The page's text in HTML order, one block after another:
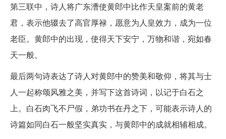
第三联中，诗人将广东漕使黄郎中比作天皇案前的黄老
君，表示他辍去了高官厚禄，愿意为人皇效力，成为一位
老臣。黄郎中的出现，使得天下安宁，万物和谐，宛如春
天一般。
最后两句诗表达了诗人对黄郎中的赞美和敬仰，将其与士
人一起称颂风雅之美，并写下这首诗词，以记于白石之
上。白石肉飞不尸假，弟功书在丹之下，可能表示诗人的
诗篇如同白石一般坚实真实，与黄郎中的成就相辅相成。